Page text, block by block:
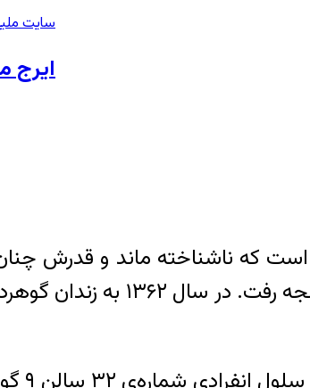
سایت
ایرج
امیراعلم تهران دستگیر